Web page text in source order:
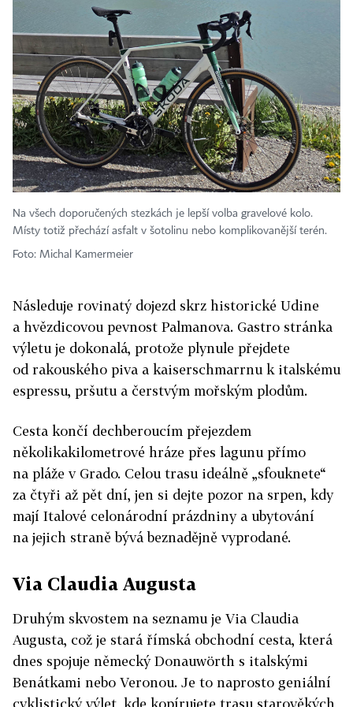
Na všech doporučených stezkách je lepší volba gravelové kolo.
Místy totiž přechází asfalt v šotolinu nebo komplikovanější terén.
Foto: Michal Kamermeier
Následuje rovinatý dojezd skrz historické Udine
a hvězdicovou pevnost Palmanova. Gastro stránka
výletu je dokonalá, protože plynule přejdete
od rakouského piva a kaiserschmarrnu k italskému
espressu, pršutu a čerstvým mořským plodům.
Cesta končí dechberoucím přejezdem
několikakilometrové hráze přes lagunu přímo
na pláže v Grado. Celou trasu ideálně „sfouknete“
za čtyři až pět dní, jen si dejte pozor na srpen, kdy
mají Italové celonárodní prázdniny a ubytování
na jejich straně bývá beznadějně vyprodané.
Via Claudia Augusta
Druhým skvostem na seznamu je Via Claudia
Augusta, což je stará římská obchodní cesta, která
dnes spojuje německý Donauwörth s italskými
Benátkami nebo Veronou. Je to naprosto geniální
cyklistický výlet, kde kopírujete trasu starověkých